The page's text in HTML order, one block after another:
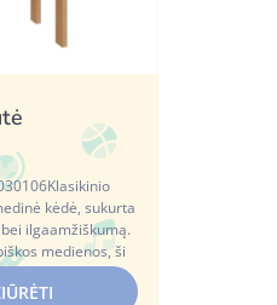
kėdė, sukurta
ilgaamžiškumą.
medienos, ši